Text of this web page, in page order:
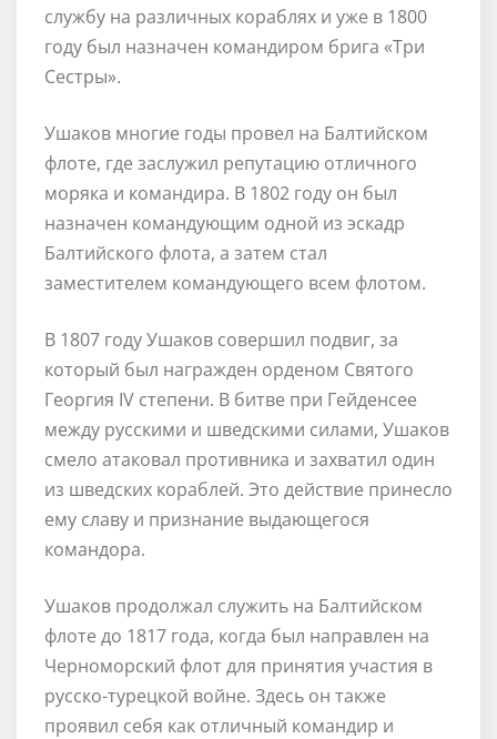
службу на различных кораблях и уже в 1800
году был назначен командиром брига «Три
Сестры».
Ушаков многие годы провел на Балтийском
флоте, где заслужил репутацию отличного
моряка и командира. В 1802 году он был
назначен командующим одной из эскадр
Балтийского флота, а затем стал
заместителем командующего всем флотом.
В 1807 году Ушаков совершил подвиг, за
который был награжден орденом Святого
Георгия IV степени. В битве при Гейденсее
между русскими и шведскими силами, Ушаков
смело атаковал противника и захватил один
из шведских кораблей. Это действие принесло
ему славу и признание выдающегося
командора.
Ушаков продолжал служить на Балтийском
флоте до 1817 года, когда был направлен на
Черноморский флот для принятия участия в
русско-турецкой войне. Здесь он также
проявил себя как отличный командир и